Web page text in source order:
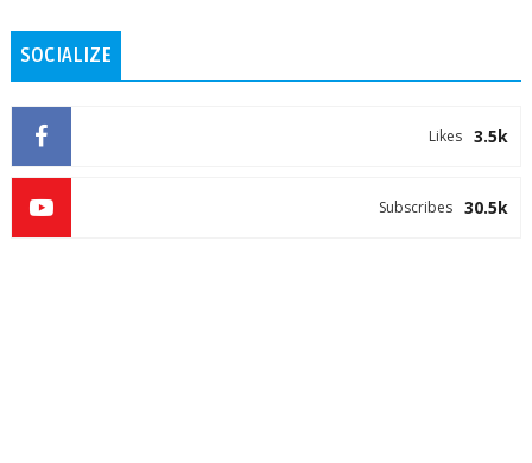
SOCIALIZE
3.5k
Likes
30.5k
Subscribes